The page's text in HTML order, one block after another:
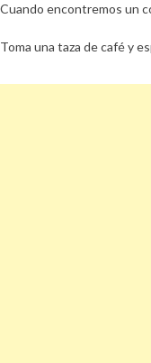
Cuando encontremos un
Toma una taza de café y